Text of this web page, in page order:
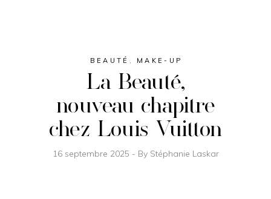
BEAUTÉ MAKE-UP
La Beauté,
nouveau chapitre
chez Louis Vuitton
16 septembre 2025 By Stéphanie Laskar